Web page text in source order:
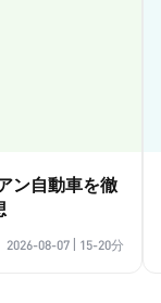
ン自動車を徹
2026-08-07 15-20分